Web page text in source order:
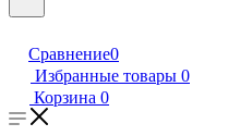
Сравнение0
Избранные товары 0
Корзина 0